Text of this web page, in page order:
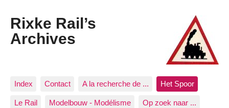
Rixke Rail’s
Archives
Index Contact A la recherche de ... Het Spoor
Le Rail Modelbouw - Modélisme Op zoek naar ...